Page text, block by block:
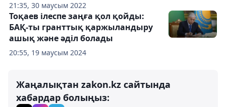
21:35, 30 маусым 2022
20:55, 19 маусым 2024
Тоқаев ілеспе заңға қол қойды:
БАҚ-ты гранттық қаржыландыру
ашық және әділ болады
Жаңалықтан zakon.kz сайтында
хабардар болыңыз: